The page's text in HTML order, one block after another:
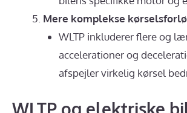
Mere komplekse
WLTP inkluderer flere og
accelerationer og
afspejler virkelig kørsel